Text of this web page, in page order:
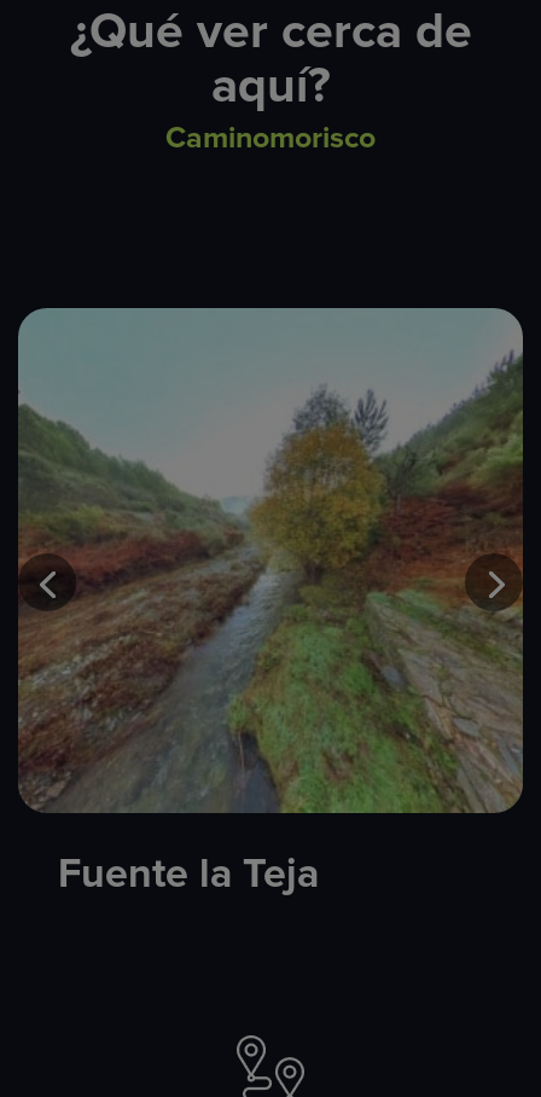
¿Qué ver cerca de
aquí?
Caminomorisco
Fuente la Teja